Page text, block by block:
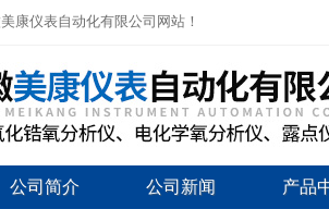
康仪表自动化有限公司网站！
公司简介 公司新闻 产品